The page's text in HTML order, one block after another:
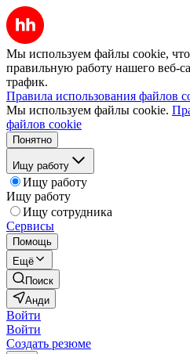
Мы используем файлы cookie,
правильную работу нашего веб-
трафик.
Правила использования файлов
Мы используем файлы cookie.
файлов cookie
Понятно
Ищу работу
Ищу работу
Ищу работу
Ищу сотрудника
Сервисы
Помощь
Ещё
Поиск
Анди
Войти
Войти
Создать резюме